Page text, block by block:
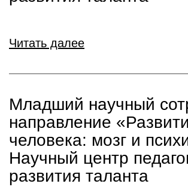
Читать далее
Младший научный
направление
человека: мозг и
Научный центр
развития таланта